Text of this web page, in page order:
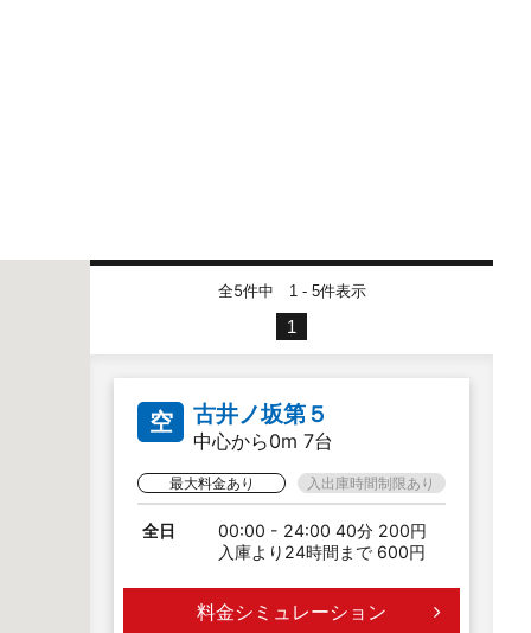
全5件中 1 - 5件表示
1
空 古井ノ坂第５
中心から0m 7台
最大料金あり 入出庫時間制限あり
全日
00:00 - 24:00 40分 200円
入庫より24時間まで 600円
料金シミュレーション